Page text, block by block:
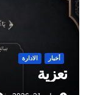
أخبار الادارة
تعزية